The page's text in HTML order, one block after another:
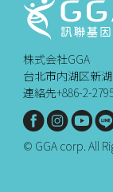
株式会社GGA
台北市内湖区新
連絡先+886-2-
© GGA corp. All